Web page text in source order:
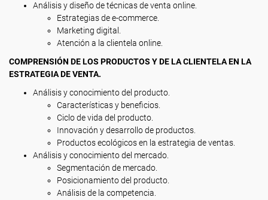
Análisis y diseño de técnicas de venta online.
Estrategias de e-commerce.
Marketing digital.
Atención a la clientela online.
COMPRENSIÓN DE LOS PRODUCTOS Y DE LA CLIENTELA EN LA
ESTRATEGIA DE VENTA.
Análisis y conocimiento del producto.
Características y beneficios.
Ciclo de vida del producto.
Innovación y desarrollo de productos.
Productos ecológicos en la estrategia de ventas.
Análisis y conocimiento del mercado.
Segmentación de mercado.
Posicionamiento del producto.
Análisis de la competencia.